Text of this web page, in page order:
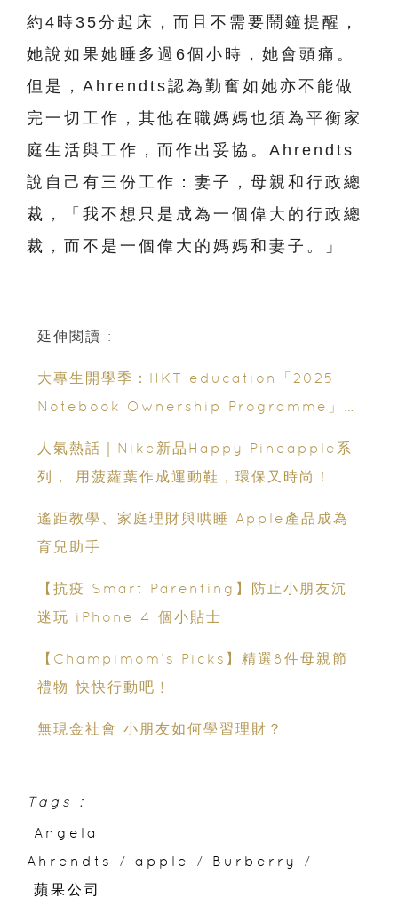
約4時35分起床，而且不需要鬧鐘提醒，
她說如果她睡多過6個小時，她會頭痛。
但是，Ahrendts認為勤奮如她亦不能做
完一切工作，其他在職媽媽也須為平衡家
庭生活與工作，而作出妥協。Ahrendts
說自己有三份工作：妻子，母親和行政總
裁，「我不想只是成為一個偉大的行政總
裁，而不是一個偉大的媽媽和妻子。」
延伸閱讀 :
大專生開學季：HKT education「2025
Notebook Ownership Programme」，
人氣熱話｜Nike新品Happy Pineapple系
列， 用菠蘿葉作成運動鞋，環保又時尚！
遙距教學、家庭理財與哄睡 Apple產品成為
育兒助手
【抗疫 Smart Parenting】防止小朋友沉
迷玩 iPhone 4 個小貼士
【Champimom’s Picks】精選8件母親節
禮物 快快行動吧﹗
無現金社會 小朋友如何學習理財？
Tags :
Angela
Ahrendts
/ apple / Burberry
/
蘋果公司